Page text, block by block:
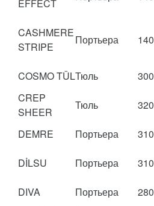
EFFECT
CASHMERE
STRIPE
Портьера 140
COSMO TÜLТюль 300
CREP
SHEER
Тюль 320
DEMRE Портьера 310
DİLSU
Портьера 310
DIVA
Портьера 280